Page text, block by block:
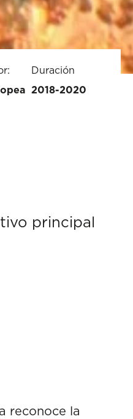
Duración
2018-2020
principal
reconoce la